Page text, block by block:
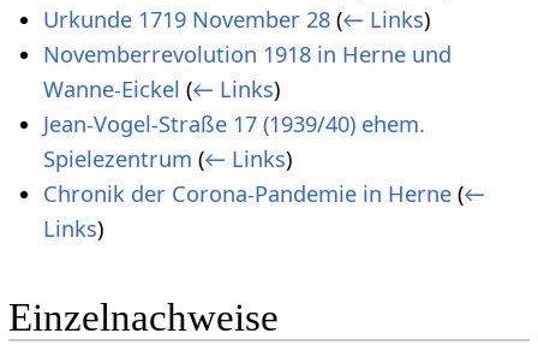
Urkunde 1719 November 28 (← Links)
Novemberrevolution 1918 in Herne und
Wanne-Eickel (← Links)
Jean-Vogel-Straße 17 (1939/40) ehem.
Spielezentrum (← Links)
Chronik der Corona-Pandemie in Herne (←
Links)
Einzelnachweise